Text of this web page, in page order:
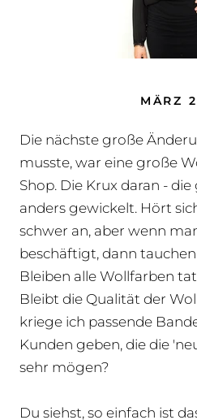
MÄRZ
Die nächste große
musste, war eine große
Shop. Die Krux daran -
anders gewickelt. Hört
schwer an, aber wenn
beschäftigt, dann
Bleiben alle Wollfarben
Bleibt die Qualität der
kriege ich passende
Kunden geben, die die
sehr mögen?
Du siehst, so einfach ist